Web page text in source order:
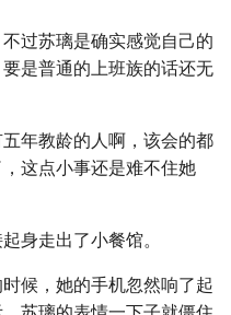
过苏璃是确实感觉自己的
是普通的上班族的话还无
年教龄的人啊，该会的都
这点小事还是难不住她
身走出了小餐馆。
候，她的手机忽然响了起